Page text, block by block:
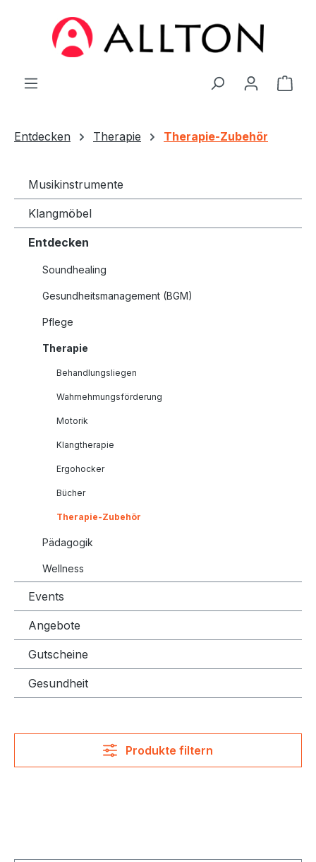
Zum Hauptinhalt springen
Entdecken Therapie Therapie-Zubehör
Musikinstrumente
Klangmöbel
Entdecken
Soundhealing
Gesundheitsmanagement (BGM)
Pflege
Therapie
Behandlungsliegen
Wahrnehmungsförderung
Motorik
Klangtherapie
Ergohocker
Bücher
Therapie-Zubehör
Pädagogik
Wellness
Events
Angebote
Gutscheine
Gesundheit
Produkte filtern